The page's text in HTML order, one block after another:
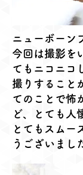
ニューボーン
今回は撮影を
てもニコニコ
撮りすること
てのことで怖
ど、とても人
とてもスムー
うございまし